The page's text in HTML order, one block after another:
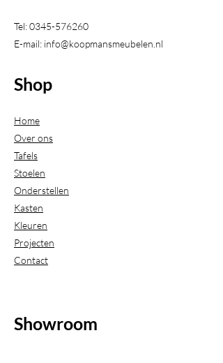
Tel:0345-576260
E-mail: info@koopmansmeubelen.nl
Shop
Home
Over ons
Tafels
Stoelen
Onderstellen
Kasten
Kleuren
Projecten
Contact
Showroom